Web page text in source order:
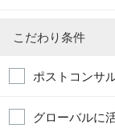
こだわり条件
ポストコンサ
グローバルに